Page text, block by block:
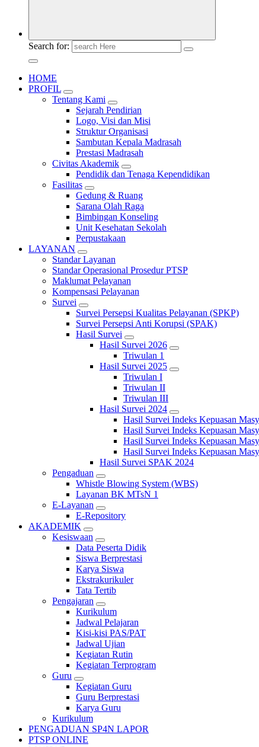
Search for:
HOME
PROFIL
Tentang Kami
Sejarah Pendirian
Logo, Visi dan Misi
Struktur Organisasi
Sambutan Kepala Madrasah
Prestasi Madrasah
Civitas Akademik
Pendidik dan Tenaga Kependidikan
Fasilitas
Gedung & Ruang
Sarana Olah Raga
Bimbingan Konseling
Unit Kesehatan Sekolah
Perpustakaan
LAYANAN
Standar Layanan
Standar Operasional Prosedur PTSP
Maklumat Pelayanan
Kompensasi Pelayanan
Survei
Survei Persepsi Kualitas Pelayanan (SPKP)
Survei Persepsi Anti Korupsi (SPAK)
Hasil Survei
Hasil Survei 2026
Triwulan 1
Hasil Survei 2025
Triwulan I
Triwulan II
Triwulan III
Hasil Survei 2024
Hasil Survei Indeks Kepuasan
Hasil Survei Indeks Kepuasan
Hasil Survei Indeks Kepuasan
Hasil Survei Indeks Kepuasan
Hasil Survei SPAK 2024
Pengaduan
Whistle Blowing System (WBS)
Layanan BK MTsN 1
E-Layanan
E-Repository
AKADEMIK
Kesiswaan
Data Peserta Didik
Siswa Berprestasi
Karya Siswa
Ekstrakurikuler
Tata Tertib
Pengajaran
Kurikulum
Jadwal Pelajaran
Kisi-kisi PAS/PAT
Jadwal Ujian
Kegiatan Rutin
Kegiatan Terprogram
Guru
Kegiatan Guru
Guru Berprestasi
Karya Guru
Kurikulum
PENGADUAN SP4N LAPOR
PTSP ONLINE